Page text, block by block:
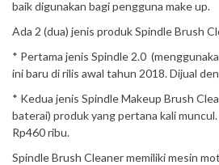
baik digunakan bagi pengguna make up.
Ada 2 (dua) jenis produk Spindle Brush
* Pertama jenis Spindle 2.0
ini baru di rilis awal tahun 2018. Dijual
* Kedua jenis Spindle Makeup Brush
baterai) produk yang pertana kali
Rp460 ribu.
Spindle Brush Cleaner memiliki mesin